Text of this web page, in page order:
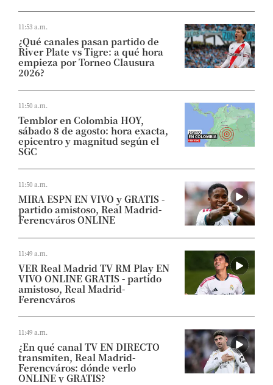
11:53 a.m.
¿Qué canales pasan partido de
River Plate vs Tigre: a qué hora
empieza por Torneo Clausura
2026?
11:50 a.m.
Temblor en Colombia HOY,
sábado 8 de agosto: hora exacta,
epicentro y magnitud según el
SGC
11:50 a.m.
MIRA ESPN EN VIVO y GRATIS -
partido amistoso, Real Madrid-
Ferencváros ONLINE
11:49 a.m.
VER Real Madrid TV RM Play EN
VIVO ONLINE GRATIS - partido
amistoso, Real Madrid-
Ferencváros
11:49 a.m.
¿En qué canal TV EN DIRECTO
transmiten, Real Madrid-
Ferencváros: dónde verlo
ONLINE y GRATIS?